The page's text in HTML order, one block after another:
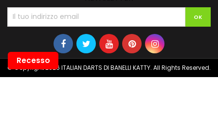
© Copyright 2026 ITALIAN DARTS DI BANELLI KATTY. All Rights Reserved.
Recesso